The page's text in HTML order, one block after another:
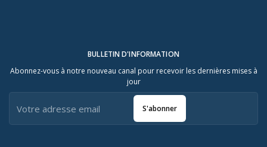
BULLETIN D'INFORMATION
Abonnez-vous à notre nouveau canal pour recevoir les dernières mises à
jour
S'abonner